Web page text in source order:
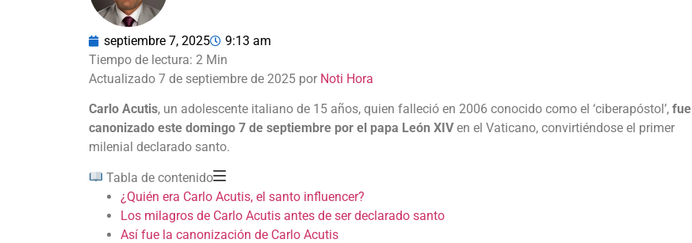
septiembre 7, 2025 9:13 am
Actualizado 7 de septiembre de 2025 por Noti Hora
‎Carlo Acutis, un adolescente italiano de 15 años, quien falleció en 2006 conocido como el ‘ciberapóstol’, fue
canonizado este domingo 7 de septiembre por el papa León XIVen el Vaticano, convirtiéndose el primer
milenial declarado santo.‎‎
Tabla de contenido
‎‎¿Quién era Carlo Acutis, el santo influencer?‎
Los milagros de Carlo Acutis antes de ser declarado santo‎
‎‎Así fue la canonización de Carlo Acutis‎